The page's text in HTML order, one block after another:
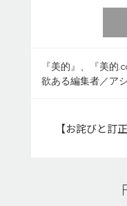
『美的』、『美的
欲ある編集者／ア
【お詫びと訂正